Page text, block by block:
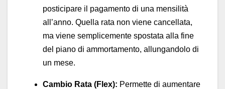
posticipare il pagamento di una mensilità
all’anno. Quella rata non viene cancellata,
ma viene semplicemente spostata alla fine
del piano di ammortamento, allungandolo di
un mese.
Cambio Rata (Flex): Permette di aumentare